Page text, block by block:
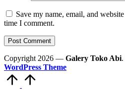
Save my name, email, and
time I comment.
Copyright 2026 — Galery Toko Abi
WordPress Theme